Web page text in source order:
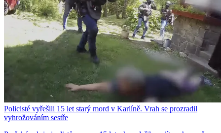
Policisté vyřešili 15 let starý mord v Karlíně. Vrah se prozradil
vyhrožováním sestře